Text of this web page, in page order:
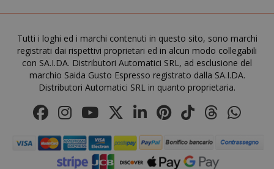
Tutti i loghi ed i marchi contenuti in questo sito, sono marchi
registrati dai rispettivi proprietari ed in alcun modo collegabili
con SA.I.DA. Distributori Automatici SRL, ad esclusione del
marchio Saida Gusto Espresso registrato dalla SA.I.DA.
Distributori Automatici SRL in quanto proprietaria.
CrossDomainCookieScriptConsent_105
recently_compared_product Adobe Inc.
__cf_bm